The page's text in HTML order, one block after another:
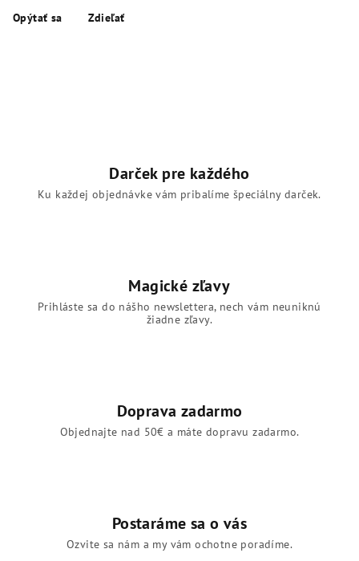
Opýtať sa Zdieľať
Darček pre každého
Ku každej objednávke vám pribalíme špeciálny darček.
Magické zľavy
Prihláste sa do nášho newslettera, nech vám neuniknú
žiadne zľavy.
Doprava zadarmo
Objednajte nad 50€ a máte dopravu zadarmo.
Postaráme sa o vás
Ozvite sa nám a my vám ochotne poradíme.